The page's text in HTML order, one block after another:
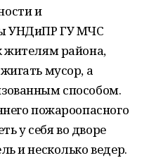
и
УНДиПР ГУ МЧС
жителям района,
мусор, а
способом.
пожароопасного
у себя во дворе
и несколько ведер.